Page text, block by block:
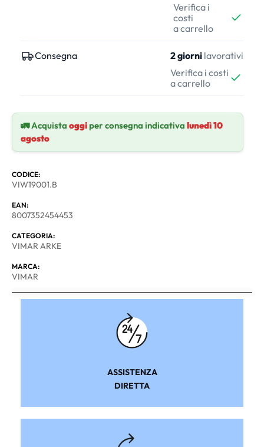
Verifica i
costi
a carrello
Consegna 2 giorni lavorativi
Verifica i costi
a carrello
🚛 Acquista oggiper consegna indicativa lunedì 10
agosto
CODICE:
VIW19001.B
EAN:
8007352454453
CATEGORIA:
VIMAR ARKE
MARCA:
VIMAR
ASSISTENZA
DIRETTA